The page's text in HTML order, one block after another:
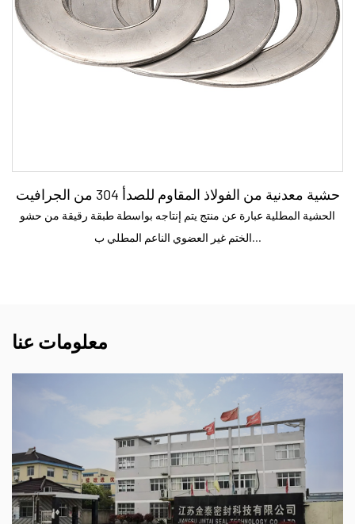
اقرأ المزيد
نموذج الاسم الملف الشخصي الرقم...
اقرأ المزيد
حشية معدنية من الفولاذ المقاوم للصدأ 304 من الجرافيت
الحشية المطلية عبارة عن منتج يتم إنتاجه بواسطة طبقة رقيقة من حشو
الختم غير العضوي الناعم المطلي ب...
معلومات عنا